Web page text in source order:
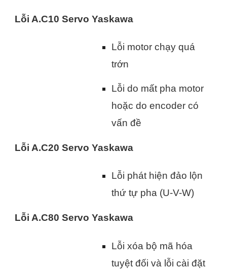
Lỗi A.C10 Servo Yaskawa
Lỗi motor chạy quá
trớn
Lỗi do mất pha motor
hoặc do encoder có
vấn đề
Lỗi A.C20 Servo Yaskawa
Lỗi phát hiện đảo lộn
thứ tự pha (U-V-W)
Lỗi A.C80 Servo Yaskawa
Lỗi xóa bộ mã hóa
tuyệt đối và lỗi cài đặt